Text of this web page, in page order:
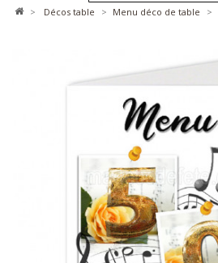
> décos table > menu déco de table >